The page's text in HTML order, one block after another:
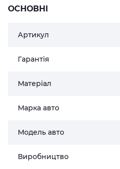
ОСНОВНІ
Артикул
Гарантія
Матеріал
Марка авто
Модель авто
Виробництво